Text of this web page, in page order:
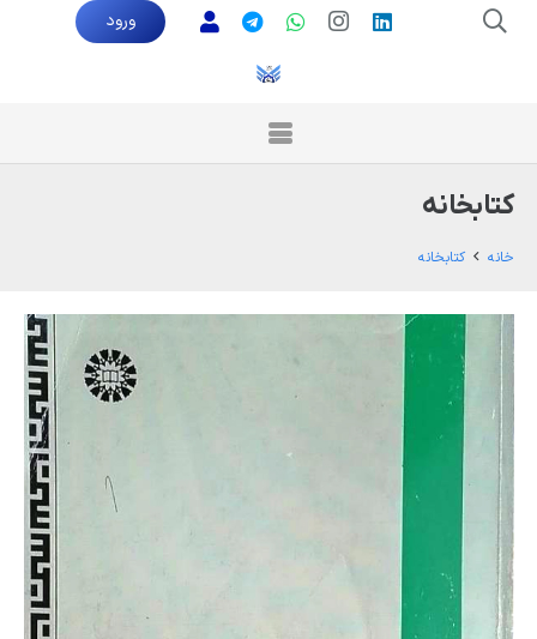
ورود
کتابخانه
خانه کتابخانه